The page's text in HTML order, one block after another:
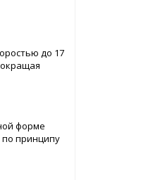
до 17
форме
принципу